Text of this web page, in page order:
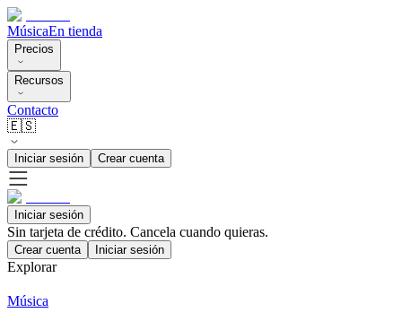
MúsicaEn tienda
Precios
Recursos
Contacto
🇪🇸
Iniciar sesión Crear cuenta
Iniciar sesión
Sin tarjeta de crédito. Cancela cuando quieras.
Crear cuenta Iniciar sesión
Explorar
Música